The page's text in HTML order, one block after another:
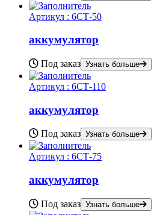
Артикул : 6СТ-50
аккумулятор
Под заказ Узнать больше
Артикул : 6СТ-110
аккумулятор
Под заказ Узнать больше
Артикул : 6СТ-75
аккумулятор
Под заказ Узнать больше